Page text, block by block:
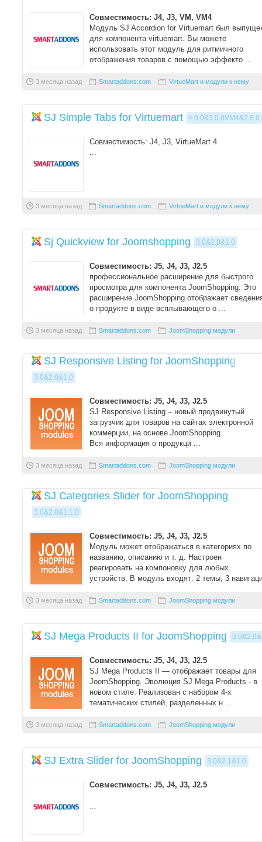
Совместимость: J4, J3, VM, VM4
Модуль SJ Accordion for Virtuemart был
для компонента virtuemart. Вы можете
использовать этот модуль для ритмичного
отображения товаров с помощью эффекто ...
3 месяца назад Smartaddons.com VirtueMart и модули к нему
SJ Simple Tabs for Virtuemart 4.0.0&3.0.0VM4&2.8.0
Совместимость: J4, J3, VirtueMart 4
...
3 месяца назад Smartaddons.com VirtueMart и модули к нему
Sj Quickview for Joomshopping 3.0&2.0&1.0
Совместимость: J5, J4, J3, J2.5
профессиональное расширение для быстрого
просмотра для компонента JoomShopping. Это
расширение JoomShopping отображает
о продукте в виде всплывающего о ...
3 месяца назад Smartaddons.com JoomShopping модули
SJ Responsive Listing for JoomShopping
3.0&2.0&1.0
Совместимость: J5, J4, J3, J2.5
SJ Responsive Listing – новый продвинутый
загрузчик для товаров на сайтах электронной
коммерции, на основе JoomShopping.
Вся информация о продукци ...
3 месяца назад Smartaddons.com JoomShopping модули
SJ Categories Slider for JoomShopping
3.0&2.0&1.1.0
Совместимость: J5, J4, J3, J2.5
Модуль может отображаться в категориях по
названию, описанию и т. д. Настроен
реагировать на компоновку для любых
устройств. В модуль входят: 2 темы, 3
3 месяца назад Smartaddons.com JoomShopping модули
SJ Mega Products II for JoomShopping
Совместимость: J5, J4, J3, J2.5
SJ Mega Products II — отображает товары для
JoomShopping. Эволюция SJ Mega Products - в
новом стиле. Реализован с набором 4-х
тематических стилей, разделенных н ...
3 месяца назад Smartaddons.com JoomShopping модули
SJ Extra Slider for JoomShopping 3.0&2.1&1.0
Совместимость: J5, J4, J3, J2.5
...